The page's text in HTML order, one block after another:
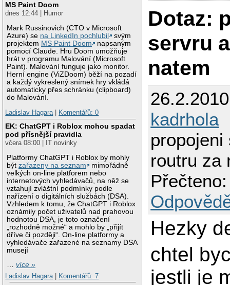
MS Paint Doom
dnes 12:44 | Humor
Mark Russinovich (CTO v Microsoft
Azure) se na LinkedIn pochlubil
svým
projektem MS Paint Doom
napsaným
pomocí Claude. Hru Doom umožňuje
hrát v programu Malování (Microsoft
Paint). Malování funguje jako monitor.
Herní engine (ViZDoom) běží na pozadí
a každý vykreslený snímek hry vkládá
automaticky přes schránku (clipboard)
do Malování.
Ladislav Hagara| Komentářů: 0
EK: ChatGPT i Roblox mohou spadat
pod přísnější pravidla
včera 08:00 | IT novinky
Platformy ChatGPT i Roblox by mohly
býtzařazeny na seznam
mimořádně
velkých on-line platforem nebo
internetových vyhledávačů, na něž se
vztahují zvláštní podmínky podle
nařízení o digitálních službách (DSA).
Vzhledem k tomu, že ChatGPT i Roblox
oznámily počet uživatelů nad prahovou
hodnotou DSA, je toto označení
„rozhodně možné“ a mohlo by „přijít
dříve či později“. On-line platformy a
vyhledávače zařazené na seznamy DSA
musejí
…více »
Ladislav Hagara
Komentářů: 7
Dotaz:
servru
natem
kadrhola
propojeni
routru za
Hezky
chtel
jestli je